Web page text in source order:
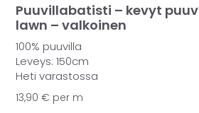
Puuvillabatisti – kevyt
lawn – valkoinen
100% puuvilla
Leveys: 150cm
Heti varastossa
13,90€ per m